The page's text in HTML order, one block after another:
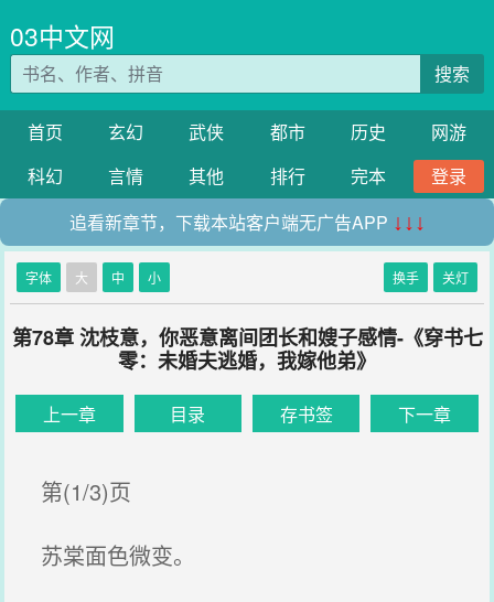
03中文网
搜索
首页 玄幻 武侠 都市 历史
网游
科幻
言情 其他 排行 完本
登录
追看新章节，下载本站客户端无广告APP ↓↓↓
字体 大 中 小 换手 关灯
第78章 沈枝意，你恶意离间团长和嫂子感情-《穿书七
零：未婚夫逃婚，我嫁他弟》
上一章 目录 存书签 下一章
第(1/3)页
苏棠面色微变。